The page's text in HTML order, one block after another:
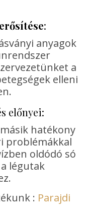
:
anyagok
a
elleni
előnyei:
hatékony
problémákkal
oldódó só
légutak
: Parajdi